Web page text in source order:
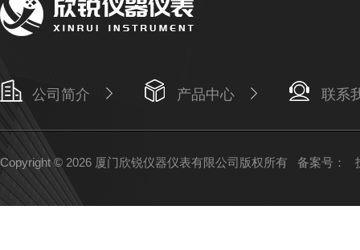
公司简介 产品中心 联系
Copyright © 2026 厦门欣锐仪器仪表有限公司版权所有 备案号：